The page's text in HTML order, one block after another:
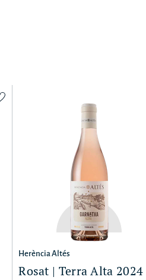
Herència Altés
Rosat | Terra Alta 2024